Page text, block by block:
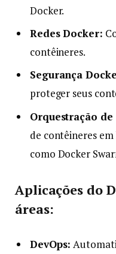
Docker.
Redes Docker:
contêineres.
Segurança
proteger seus
Orquestração
de contêineres
como Docker
Aplicações do
áreas:
DevOps: